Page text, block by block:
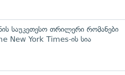
საუკეთესო თრილერი რომანები
New York Times-ის სია